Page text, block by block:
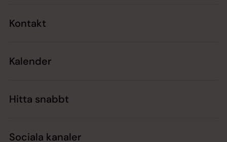
Kontakt
Kalender
Hitta snabbt
Sociala kanaler